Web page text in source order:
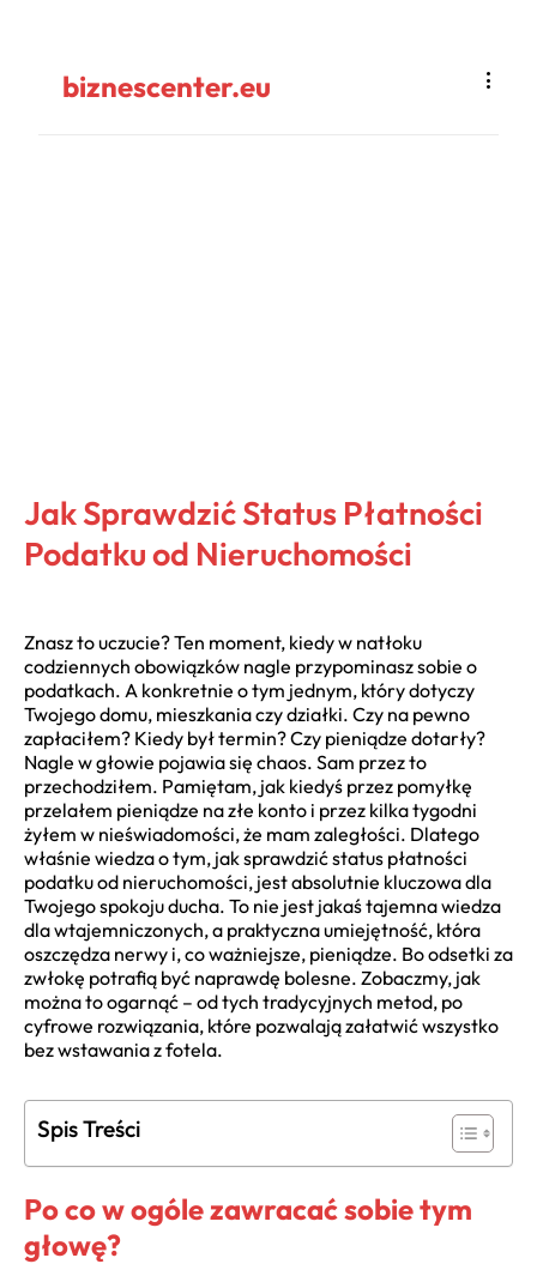
biznescenter.eu
Jak Sprawdzić Status Płatności
Podatku od Nieruchomości
Znasz to uczucie? Ten moment, kiedy w natłoku
codziennych obowiązków nagle przypominasz sobie o
podatkach. A konkretnie o tym jednym, który dotyczy
Twojego domu, mieszkania czy działki. Czy na pewno
zapłaciłem? Kiedy był termin? Czy pieniądze dotarły?
Nagle w głowie pojawia się chaos. Sam przez to
przechodziłem. Pamiętam, jak kiedyś przez pomyłkę
przelałem pieniądze na złe konto i przez kilka tygodni
żyłem w nieświadomości, że mam zaległości. Dlatego
właśnie wiedza o tym, jak sprawdzić status płatności
podatku od nieruchomości, jest absolutnie kluczowa dla
Twojego spokoju ducha. To nie jest jakaś tajemna wiedza
dla wtajemniczonych, a praktyczna umiejętność, która
oszczędza nerwy i, co ważniejsze, pieniądze. Bo odsetki za
zwłokę potrafią być naprawdę bolesne. Zobaczmy, jak
można to ogarnąć – od tych tradycyjnych metod, po
cyfrowe rozwiązania, które pozwalają załatwić wszystko
bez wstawania z fotela.
Spis Treści
Po co w ogóle zawracać sobie tym
głowę?